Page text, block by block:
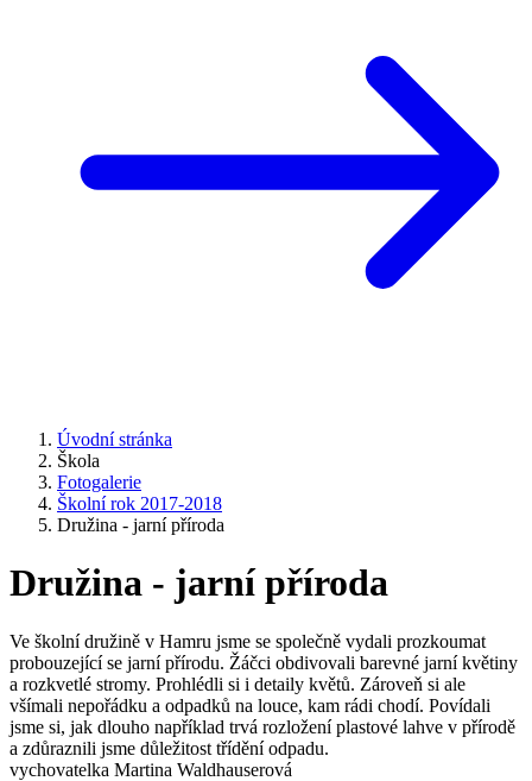
Úvodní stránka
Škola
Fotogalerie
Školní rok 2017-2018
Družina - jarní příroda
Družina - jarní příroda
Ve školní družině v Hamru jsme se společně vydali prozkoumat
probouzející se jarní přírodu. Žáčci obdivovali barevné jarní květiny
a rozkvetlé stromy. Prohlédli si i detaily květů. Zároveň si ale
všímali nepořádku a odpadků na louce, kam rádi chodí. Povídali
jsme si, jak dlouho například trvá rozložení plastové lahve v přírodě
a zdůraznili jsme důležitost třídění odpadu.
vychovatelka Martina Waldhauserová